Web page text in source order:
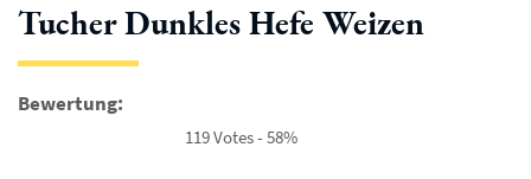
Tucher Dunkles Hefe Weizen
Bewertung:
119 Votes - 58%